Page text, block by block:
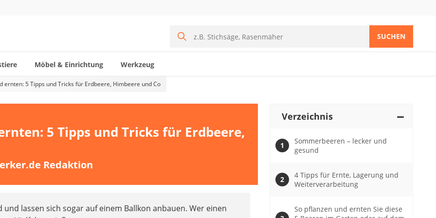
SUCHEN
Möbel & Einrichtung Werkzeug
ernten: 5 Tipps und Tricks für Erdbeere, Himbeere und Co
5 Tipps und Tricks für Erdbeere,
Redaktion
und lassen sich sogar auf einem Ballkon anbauen. Wer einen
Verzeichnis
Sommerbeeren – lecker und
gesund
4 Tipps für Ernte, Lagerung und
Weiterverarbeitung
So pflanzen und ernten Sie diese